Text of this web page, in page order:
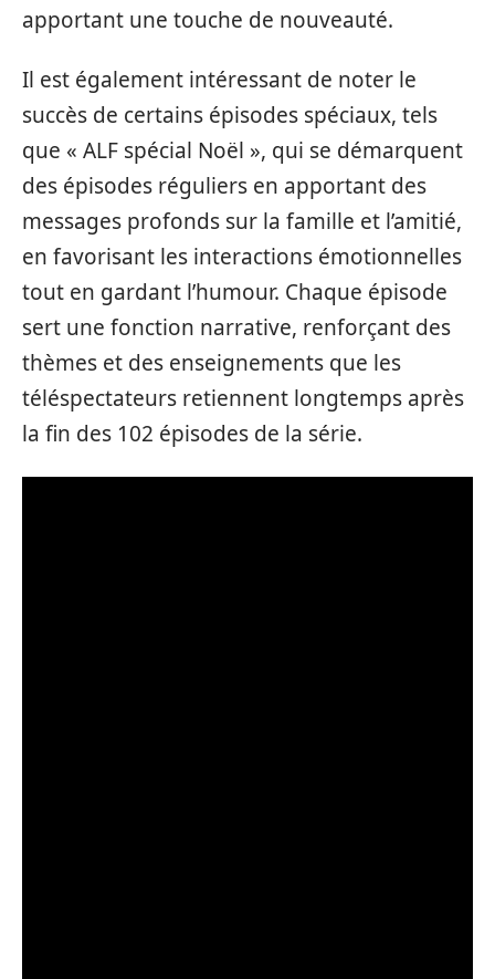
apportant une touche de nouveauté.
Il est également intéressant de noter le
succès de certains épisodes spéciaux, tels
que « ALF spécial Noël », qui se démarquent
des épisodes réguliers en apportant des
messages profonds sur la famille et l’amitié,
en favorisant les interactions émotionnelles
tout en gardant l’humour. Chaque épisode
sert une fonction narrative, renforçant des
thèmes et des enseignements que les
téléspectateurs retiennent longtemps après
la fin des 102 épisodes de la série.